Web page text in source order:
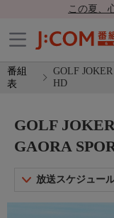
この夏、
番組
表
GOLF
HD
GOLF
GAORA
放送スケジュー